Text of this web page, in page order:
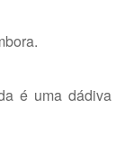
é uma dádiva